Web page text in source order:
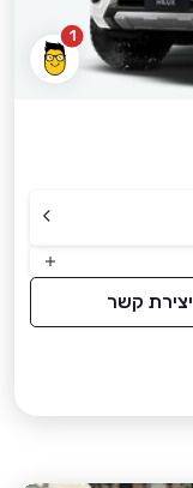
1
יצירת קשר